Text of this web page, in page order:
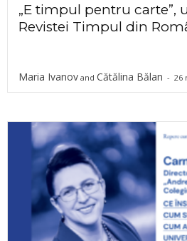
„E timpul pentru carte”,
Revistei Timpul din
Maria Ivanov and Cătălina Bălan - 26